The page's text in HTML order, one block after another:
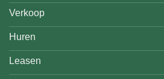
Verkoop
Huren
Leasen